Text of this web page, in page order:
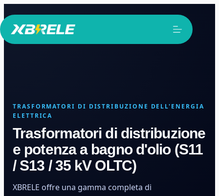
Salta
al
contenuto
TRASFORMATORI DI DISTRIBUZIONE DELL'ENERGIA
ELETTRICA
Trasformatori di distribuzione
e potenza a bagno d'olio (S11
/ S13 / 35 kV OLTC)
XBRELE offre una gamma completa di